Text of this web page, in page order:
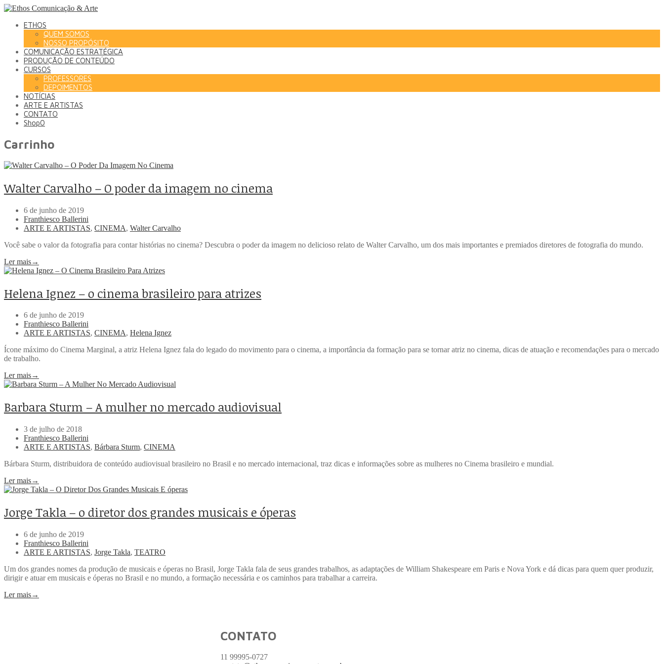
ETHOS
QUEM SOMOS
NOSSO PROPÓSITO
COMUNICAÇÃO ESTRATÉGICA
PRODUÇÃO DE CONTEÚDO
CURSOS
PROFESSORES
DEPOIMENTOS
NOTÍCIAS
ARTE E ARTISTAS
CONTATO
Shop0
Carrinho
Walter Carvalho – O poder da imagem no cinema
6 de junho de 2019
Franthiesco Ballerini
ARTE E ARTISTAS, CINEMA, Walter Carvalho
Você sabe o valor da fotografia para contar histórias no cinema? Descubra o poder da imagem no delicioso relato de Walter Carvalho, um dos mais importantes e premiados diretores de fotografia do mundo.
Ler mais→
Helena Ignez – o cinema brasileiro para atrizes
6 de junho de 2019
Franthiesco Ballerini
ARTE E ARTISTAS, CINEMA, Helena Ignez
Ícone máximo do Cinema Marginal, a atriz Helena Ignez fala do legado do movimento para o cinema, a importância da formação para se tornar atriz no cinema, dicas de atuação e recomendações para o mercado
de trabalho.
Ler mais→
Barbara Sturm – A mulher no mercado audiovisual
3 de julho de 2018
Franthiesco Ballerini
ARTE E ARTISTAS, Bárbara Sturm, CINEMA
Bárbara Sturm, distribuidora de conteúdo audiovisual brasileiro no Brasil e no mercado internacional, traz dicas e informações sobre as mulheres no Cinema brasileiro e mundial.
Ler mais→
Jorge Takla – o diretor dos grandes musicais e óperas
6 de junho de 2019
Franthiesco Ballerini
ARTE E ARTISTAS, Jorge Takla, TEATRO
Um dos grandes nomes da produção de musicais e óperas no Brasil, Jorge Takla fala de seus grandes trabalhos, as adaptações de William Shakespeare em Paris e Nova York e dá dicas para quem quer produzir,
dirigir e atuar em musicais e óperas no Brasil e no mundo, a formação necessária e os caminhos para trabalhar a carreira.
Ler mais→
CONTATO
11 99995-0727